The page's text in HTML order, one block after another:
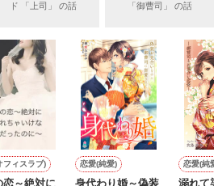
ド 「上司」 の話
「御曹司」 の話
フィスラブ)
恋～絶対に
恋愛(純愛)
身代わり婚～偽装
恋愛(純愛)
溺れて